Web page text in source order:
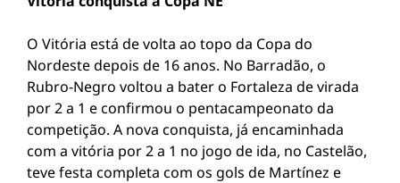
O Vitória está de volta ao topo da Copa do
Nordeste depois de 16 anos. No Barradão, o
Rubro-Negro voltou a bater o Fortaleza de virada
por 2 a 1 e confirmou o pentacampeonato da
competição. A nova conquista, já encaminhada
com a vitória por 2 a 1 no jogo de ida, no Castelão,
teve festa completa com os gols de Martínez e